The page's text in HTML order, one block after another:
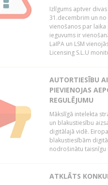
Izlīgums aptver
31.decembrim un no
vienošanos par
ieguvums ir
LaIPA un LSM
Licensing S.L.U
AUTORTIESĪBU
PIEVIENOJAS
REGULĒJUMU
Mākslīgā intelekta
un blakustiesību
digitālajā vidē.
blakustiesībām
nodrošinātu taisnīgu
ATKLĀTS